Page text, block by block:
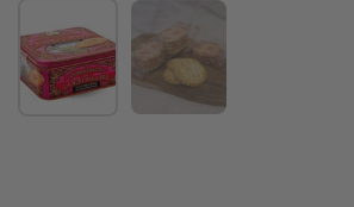
Mostra diapositiva 1Mostra diapositiva 2